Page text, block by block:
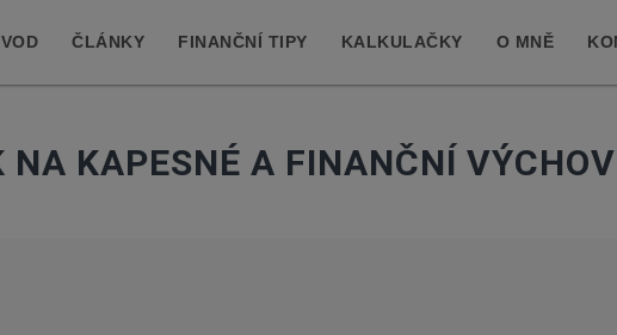
ČLÁNKY FINANČNÍ TIPY KALKULAČKY O MNĚ
NA KAPESNÉ A FINANČNÍ